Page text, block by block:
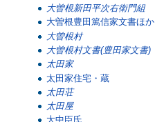
大曽根新田平次右衛門組
大曽根豊田篤信家文書ほか
大曽根村
大曽根村文書(豊田家文書)
太田家
太田家住宅・蔵
太田荘
太田屋
大中臣氏